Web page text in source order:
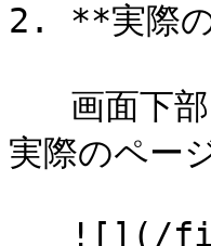
2. **実際の
実際のペー